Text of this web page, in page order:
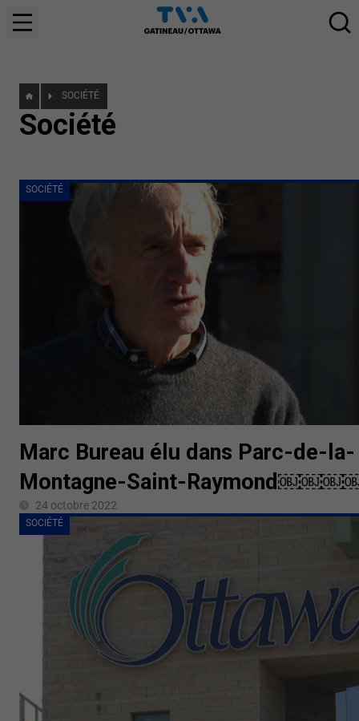
SOCIÉTÉ
Société
SOCIÉTÉ
Marc Bureau élu dans Parc-de-la-
Montagne-Saint-
24 octobre 2022
SOCIÉTÉ